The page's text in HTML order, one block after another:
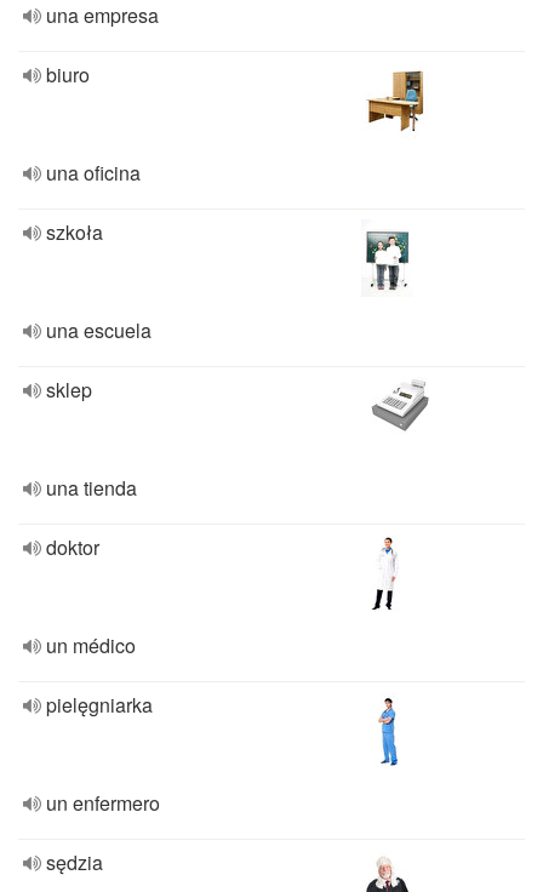
una empresa
biuro
una oficina
szkoła
una escuela
sklep
una tienda
doktor
un médico
pielęgniarka
un enfermero
sędzia